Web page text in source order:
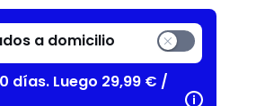
a domicilio
días. Luego 29,99 € /